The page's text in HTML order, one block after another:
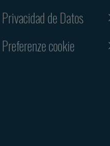
Privacidad de Datos
Preferenze cookie